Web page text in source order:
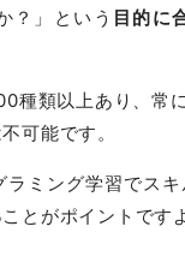
？」という 目的に
種類以上あり、常
可能です。
ミング学習でス
ことがポイントです